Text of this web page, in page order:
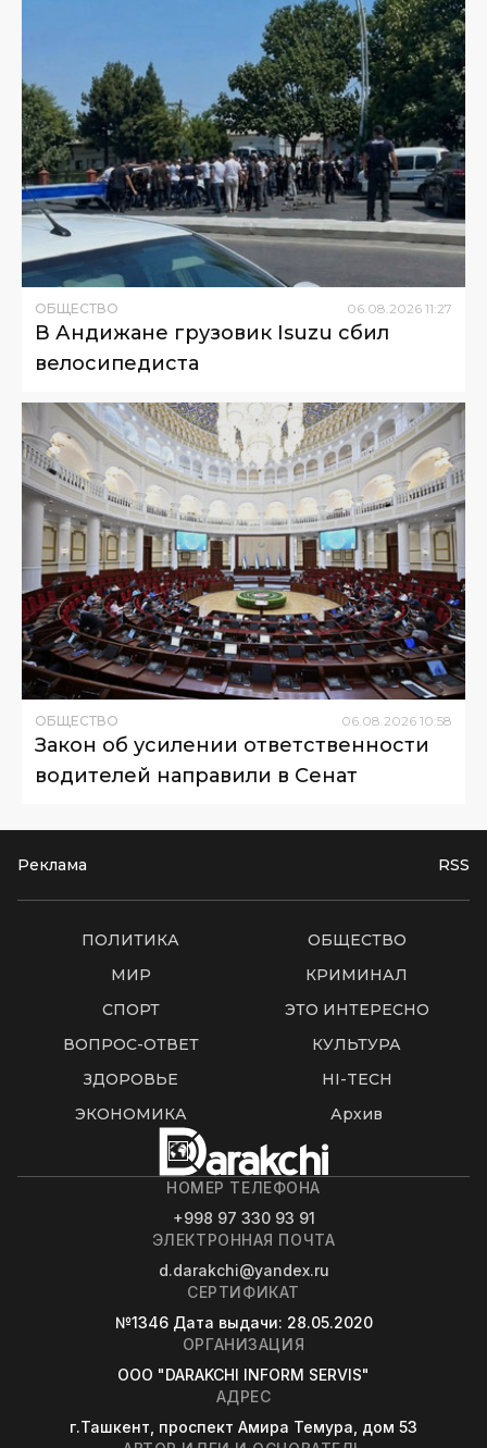
ОБЩЕСТВО 06.08.2026 11:27
В Андижане грузовик Isuzu сбил
велосипедиста
ОБЩЕСТВО 06 08 2026 10:58
Закон об усилении ответственности
водителей направили в Сенат
Реклама RSS
ПОЛИТИКА
ОБЩЕСТВО
МИР
КРИМИНАЛ
СПОРТ
ЭТО ИНТЕРЕСНО
ВОПРОС-ОТВЕТ
КУЛЬТУРА
ЗДОРОВЬЕ
HI-TECH
ЭКОНОМИКА
Архив
НОМЕР ТЕЛЕФОНА
+998 97 330 93 91
ЭЛЕКТРОННАЯ ПОЧТА
d.darakchi@yandex.ru
СЕРТИФИКАТ
№1346 Дата выдачи: 28.05.2020
ОРГАНИЗАЦИЯ
OOO "DARAKCHI INFORM SERVIS"
АДРЕС
г.Ташкент, проспект Амира Темура, дом 53